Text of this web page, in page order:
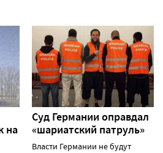
на
Суд Германии оправдал
«шариатский патруль»
Власти Германии не будут